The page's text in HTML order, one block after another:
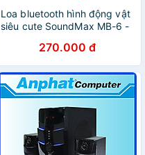
Loa bluetooth hình động vật
siêu cute SoundMax MB-6 -
270.000 đ